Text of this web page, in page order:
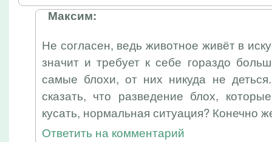
Максим:
Не согласен, ведь животное живёт в
значит и требует к себе гораздо
самые блохи, от них никуда не
сказать, что разведение блох,
кусать, нормальная ситуация? Конечно
Ответить на комментарий